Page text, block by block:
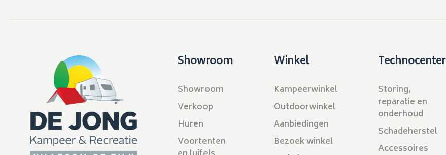
Showroom
Showroom
Verkoop
Huren
Voortenten
Winkel
Kampeerwinkel
Outdoorwinkel
Aanbiedingen
Bezoek winkel
Technocenter
Storing,
reparatie en
onderhoud
Schadeherstel
Accessoires